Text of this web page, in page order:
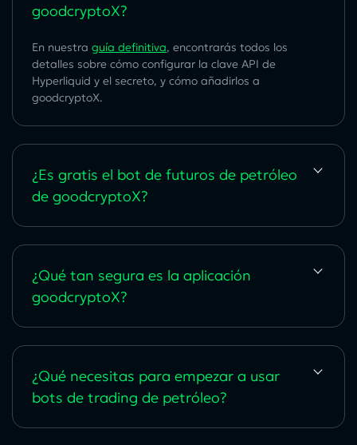
goodcryptoX?
En nuestra guía definitiva, encontrarás todos los
detalles sobre cómo configurar la clave API de
Hyperliquid y el secreto, y cómo añadirlos a
goodcryptoX.
¿Es gratis el bot de futuros de petróleo
de goodcryptoX?
¿Qué tan segura es la aplicación
goodcryptoX?
¿Qué necesitas para empezar a usar
bots de trading de petróleo?